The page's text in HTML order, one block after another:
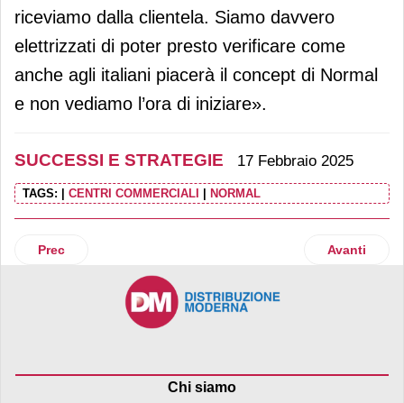
riceviamo dalla clientela. Siamo davvero
elettrizzati di poter presto verificare come
anche agli italiani piacerà il concept di Normal
e non vediamo l’ora di iniziare».
SUCCESSI E STRATEGIE 17 Febbraio 2025
TAGS: CENTRI COMMERCIALI NORMAL
Articolo precedente: Apulia Distribuzione annuncia i piani
Prec Articolo
Avanti
Chi siamo